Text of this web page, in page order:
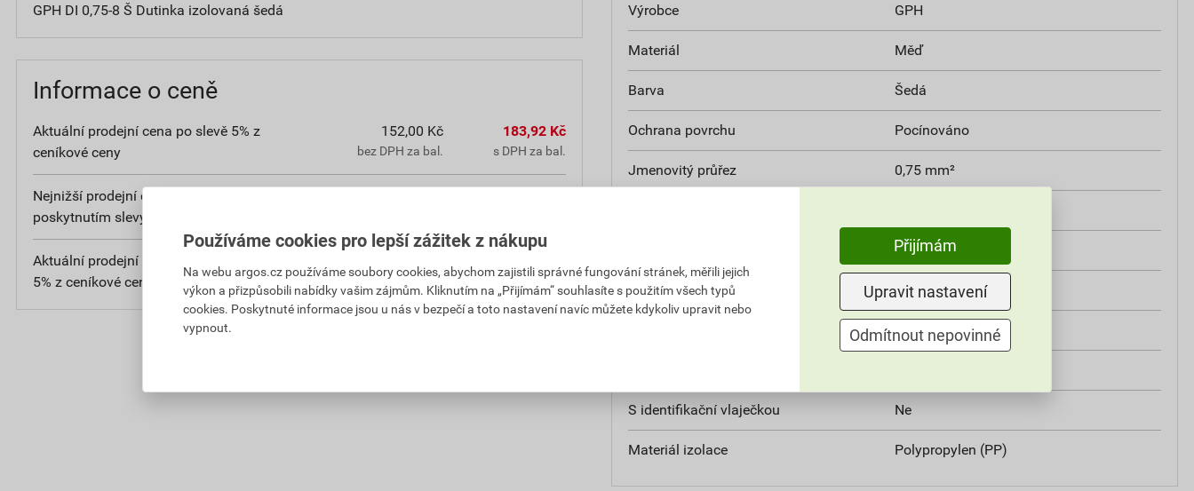
GPH DI 0,75-8 Š Dutinka izolovaná šedá
Informace o ceně
Aktuální prodejní cena po slevě 5% z
ceníkové ceny
152,00 Kč
bez DPH za bal.
183,92 Kč
s DPH za bal.
Nejnižší prodejní cena v době 30 dnů před
poskytnutím slevy
Aktuální prodejní porovnávací cena po slevě
5% z ceníkové ceny
bez DPH za KS s DPH za KS
Výrobce GPH
Materiál Měď
Barva Šedá
Ochrana povrchu Pocínováno
Jmenovitý průřez 0,75 mm²
Standardní
Pásové zboží Ne
8 mm
S identifikační vlaječkou Ne
Materiál izolace Polypropylen (PP)
Používáme cookies pro lepší zážitek z nákupu
Na webu argos.cz používáme soubory cookies, abychom zajistili správné fungování stránek, měřili jejich
výkon a přizpůsobili nabídky vašim zájmům. Kliknutím na „Přijímám“ souhlasíte s použitím všech typů
cookies. Poskytnuté informace jsou u nás v bezpečí a toto nastavení navíc můžete kdykoliv upravit nebo
vypnout.
Přijímám
Upravit nastavení
Odmítnout nepovinné